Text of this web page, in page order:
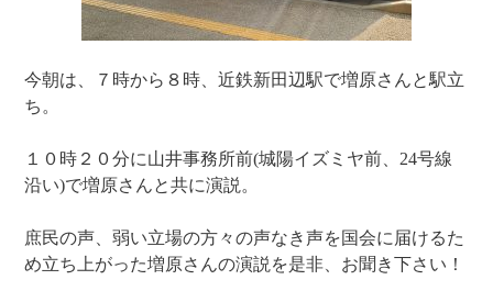
今朝は、７時から８時、近鉄新田辺駅で増原さんと駅立
ち。
１０時２０分に山井事務所前(城陽イズミヤ前、24号線
沿い)で増原さんと共に演説。
庶民の声、弱い立場の方々の声なき声を国会に届けるた
め立ち上がった増原さんの演説を是非、お聞き下さい！